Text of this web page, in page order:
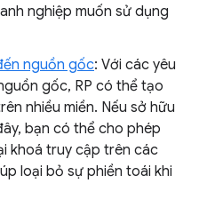
nghiệp muốn sử dụng
nguồn gốc: Với các yêu
gốc, RP có thể tạo
nhiều miền. Nếu sở hữu
bạn có thể cho phép
khoá truy cập trên các
loại bỏ sự phiền toái khi